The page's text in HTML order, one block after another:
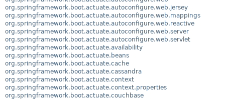
org.springframework.boot.actuate.autoconfigure.web.jersey
org.springframework.boot.actuate.autoconfigure.web.mappings
org.springframework.boot.actuate.autoconfigure.web.reactive
org.springframework.boot.actuate.autoconfigure.web.server
org.springframework.boot.actuate.autoconfigure.web.servlet
org.springframework.boot.actuate.availability
org.springframework.boot.actuate.beans
org.springframework.boot.actuate.cache
org.springframework.boot.actuate.cassandra
org.springframework.boot.actuate.context
org.springframework.boot.actuate.context.properties
org.springframework.boot.actuate.couchbase